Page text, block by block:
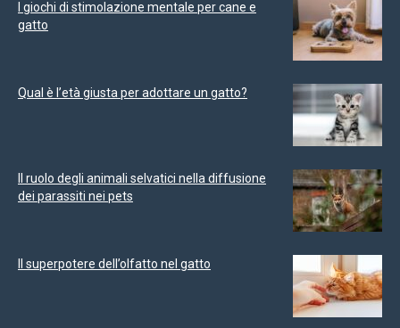
I giochi di stimolazione mentale per cane e
gatto
Qual è l’età giusta per adottare un gatto?
Il ruolo degli animali selvatici nella diffusione
dei parassiti nei pets
Il superpotere dell’olfatto nel gatto